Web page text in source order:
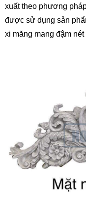
xuất theo phương
được sử dụng sản
xi măng mang đậm